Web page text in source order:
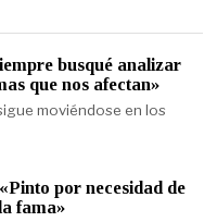
busqué analizar
que nos afectan»
moviéndose en los
por necesidad de
fama»